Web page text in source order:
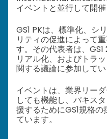
イベントと並行して開催
GS1 PKは、標準化、シ
リティの促進によって
す。その代表者は、
リアル化、およびトラ
関する議論に参加してい
イベントは、業界リー
しても機能し、パキス
援するためにGS1規格
ています。